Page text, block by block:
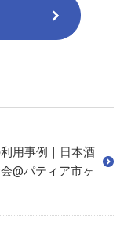
用事例｜日本酒
@パティア市ヶ